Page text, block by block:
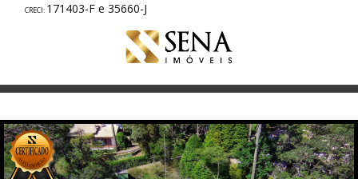
171403-F e 35660-J